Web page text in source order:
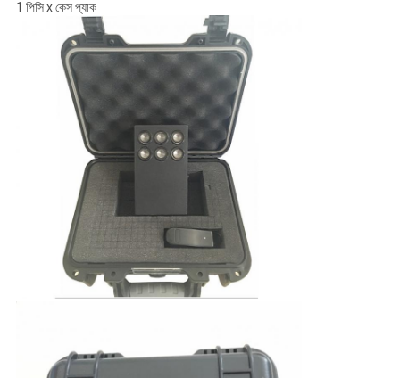
1 পিসি x কেস প্যাক